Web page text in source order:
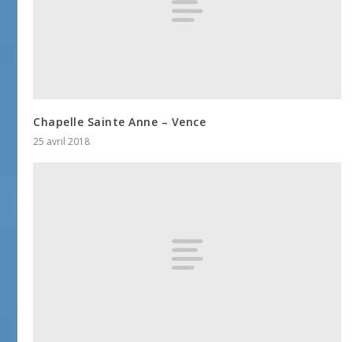
Chapelle Sainte Anne – Vence
25 avril 2018